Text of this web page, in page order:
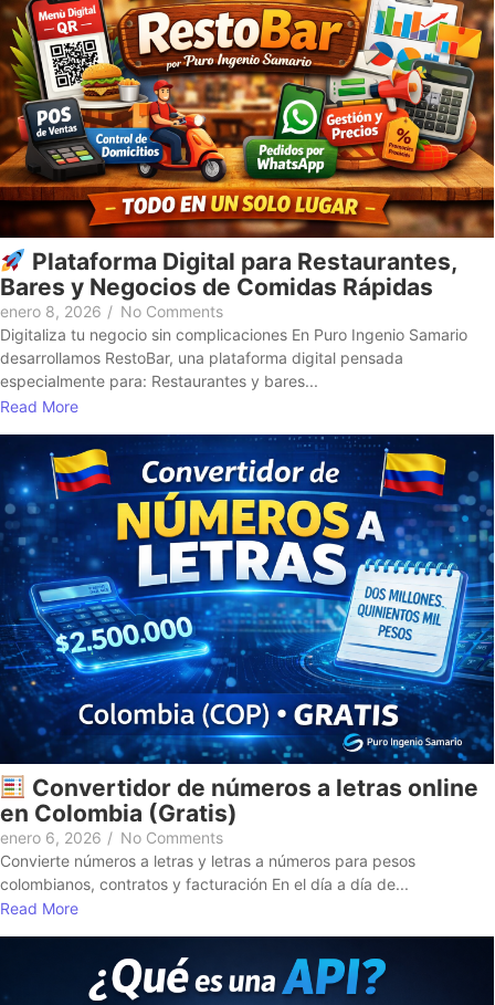
Plataforma Digital para Restaurantes,
Bares y Negocios de Comidas Rápidas
enero 8, 2026 / No Comments
Digitaliza tu negocio sin complicaciones En Puro Ingenio Samario
desarrollamos RestoBar, una plataforma digital pensada
especialmente para: Restaurantes y bares...
Read More
Convertidor de números a letras online
en Colombia (Gratis)
enero 6, 2026 / No Comments
Convierte números a letras y letras a números para pesos
colombianos, contratos y facturación En el día a día de...
Read More